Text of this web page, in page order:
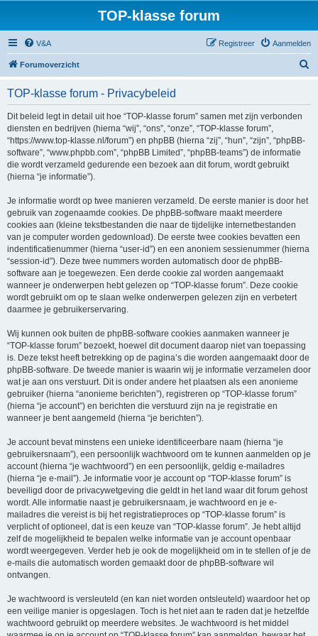
TOP-klasse forum
V&A Aanmelden
Registreer
Forumoverzicht
TOP-klasse forum - Privacybeleid
Dit beleid legt in detail uit hoe “TOP-klasse forum” samen met zijn verbonden
diensten en bedrijven (hierna “wij”, “ons”, “onze”, “TOP-klasse forum”,
“https://www.top-klasse.nl/forum”) en phpBB (hierna “zij”, “hun”, “zijn”, “phpBB-
software”, “www.phpbb.com”, “phpBB Limited”, “phpBB-teams”) de informatie
die wordt verzameld gedurende een bezoek aan dit forum, wordt gebruikt
(hierna “je informatie”).
Je informatie wordt op twee manieren verzameld. De eerste manier is door het
gebruik van zogenaamde cookies. De phpBB-software maakt meerdere
cookies aan (kleine tekstbestanden die naar de tijdelijke internetbestanden
van je computer worden gedownload). De eerste twee cookies bevatten een
indentificatienummer (hierna “user-id”) en een anoniem sessienummer (hierna
“session-id”). Deze twee nummers worden automatisch door de phpBB-
software aan je toegewezen. Een derde cookie zal worden aangemaakt
wanneer je onderwerpen hebt gelezen op “TOP-klasse forum”. Deze cookie
wordt gebruikt om op te slaan welke onderwerpen gelezen zijn en verbetert
daarmee je gebruikerservaring.
Wij kunnen ook buiten de phpBB-software cookies aanmaken wanneer je
“TOP-klasse forum” bezoekt, hoewel dit document daarop niet van toepassing
is. Deze tekst heeft betrekking op de pagina’s die worden aangemaakt door de
phpBB-software. De tweede manier is waarin wij je informatie verzamelen door
wat je aan ons verstuurt. Dit is onder andere het plaatsen als een anonieme
gebruiker (hierna “anonieme berichten”), registreren op “TOP-klasse forum”
(hierna “je account”) en berichten die verstuurd zijn na je registratie en
wanneer je bent aangemeld (hierna “je berichten”).
Je account bevat minstens een unieke identificeerbare naam (hierna “je
gebruikersnaam”), een persoonlijk wachtwoord om te kunnen aanmelden op je
account (hierna “je wachtwoord”) en een persoonlijk, geldig e-mailadres
(hierna “je e-mail”). Je informatie voor je account op “TOP-klasse forum” is
beveiligd door de privacywetgeving die geldt in het land waar dit forum gehost
wordt. Alle informatie naast je gebruikersnaam, je wachtwoord en je e-
mailadres die vereist is bij het registratieproces op “TOP-klasse forum” is
verplicht of optioneel, dat is een keuze van “TOP-klasse forum”. Je hebt altijd
zelf de mogelijkheid te bepalen welke informatie van je account openbaar
wordt weergegeven. Verder heb je ook de mogelijkheid om in te stellen of je de
e-mails die automatisch worden gemaakt door de phpBB-software wil
ontvangen.
Je wachtwoord is versleuteld (en kan niet worden ontsleuteld) waardoor het op
een veilige manier is opgeslagen. Toch is het niet aan te raden dat je hetzelfde
wachtwoord gebruikt op meerdere websites. Je wachtwoord is het middel